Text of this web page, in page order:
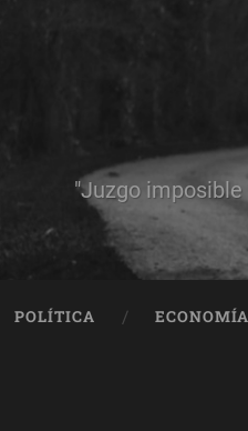
"Juzgo
POLÍTICA ECONOMÍA